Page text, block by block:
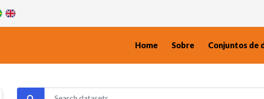
Home Sobre Conjuntos de